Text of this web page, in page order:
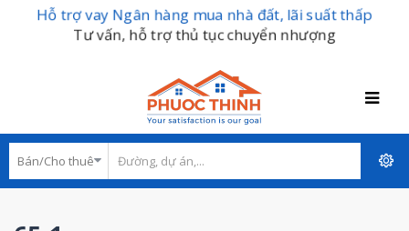
Hỗ trợ vay Ngân hàng mua nhà đất, lãi suất thấp
Tư vấn, hỗ trợ thủ tục chuyển nhượng